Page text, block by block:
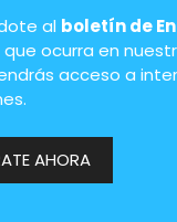
al boletín de
ocurra en
acceso a
AHORA